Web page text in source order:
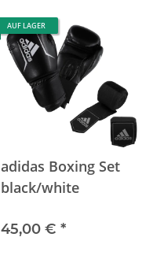
AUF LAGER
adidas Boxing Set
black/white
45,00 € *